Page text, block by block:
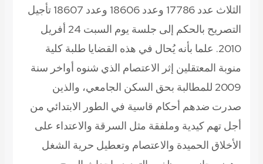
الثلاث عدد 17786 وعدد 18606 وعدد 18607 تأجيل
التصريح بالحكم إلى جلسة يوم السبت 24 أفريل
2010. علما بأنه يُحال في هذه القضايا طلبة كلية
منوبة المعتقلين إثر الاعتصام الذي شنوه أواخر سنة
2009 للمطالبة بحق السكن الجامعي، والذين
صدرت ضدهم أحكام قاسية في الطور الابتدائي من
أجل تهم كيدية وملفقة مثل السرقة والاعتداء على
الأخلاق الحميدة والاعتصام وتعطيل حرية الشغل